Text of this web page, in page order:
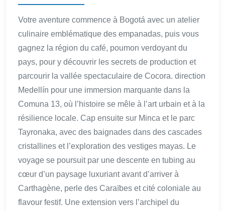
Votre aventure commence à Bogotá avec un atelier
culinaire emblématique des empanadas, puis vous
gagnez la région du café, poumon verdoyant du
pays, pour y découvrir les secrets de production et
parcourir la vallée spectaculaire de Cocora. direction
Medellín pour une immersion marquante dans la
Comuna 13, où l’histoire se mêle à l’art urbain et à la
résilience locale. Cap ensuite sur Minca et le parc
Tayronaka, avec des baignades dans des cascades
cristallines et l’exploration des vestiges mayas. Le
voyage se poursuit par une descente en tubing au
cœur d’un paysage luxuriant avant d’arriver à
Carthagène, perle des Caraïbes et cité coloniale au
flavour festif. Une extension vers l’archipel du